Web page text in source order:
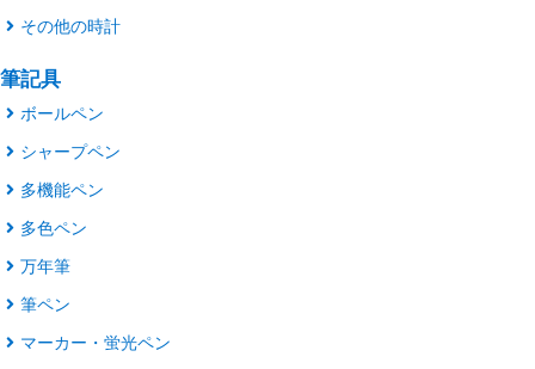
その他の時計
筆記具
ボールペン
シャープペン
多機能ペン
多色ペン
万年筆
筆ペン
マーカー・蛍光ペン